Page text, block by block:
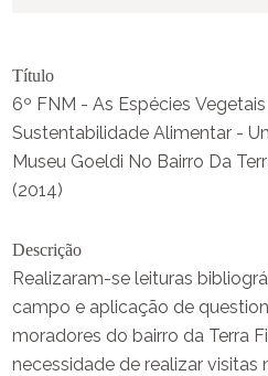
Título
6º FNM - As Espécies Vegetais
Sustentabilidade Alimentar -
Museu Goeldi No Bairro Da
(2014)
Descrição
Realizaram-se leituras
campo e aplicação de
moradores do bairro da Terra
necessidade de realizar visitas